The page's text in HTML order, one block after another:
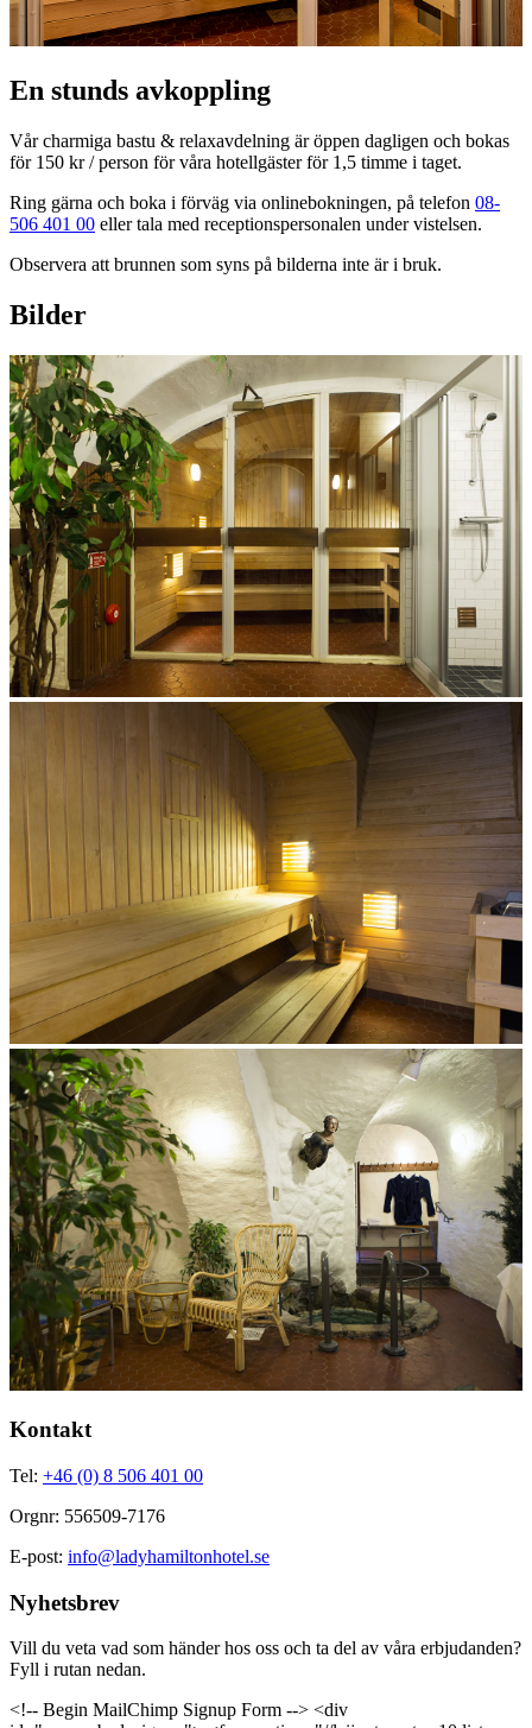
En stunds avkoppling
Vår charmiga bastu & relaxavdelning är öppen dagligen och bokas
för 150 kr / person för våra hotellgäster för 1,5 timme i taget.
Ring gärna och boka i förväg via onlinebokningen, på telefon 08-
506 401 00 eller tala med receptionspersonalen under vistelsen.
Observera att brunnen som syns på bilderna inte är i bruk.
Bilder
Kontakt
Tel: +46 (0) 8 506 401 00
Orgnr: 556509-7176
E-post: info@ladyhamiltonhotel.se
Nyhetsbrev
Vill du veta vad som händer hos oss och ta del av våra erbjudanden?
Fyll i rutan nedan.
<!-- Begin MailChimp Signup Form --> <div